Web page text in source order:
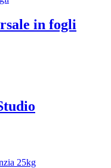
in fogli